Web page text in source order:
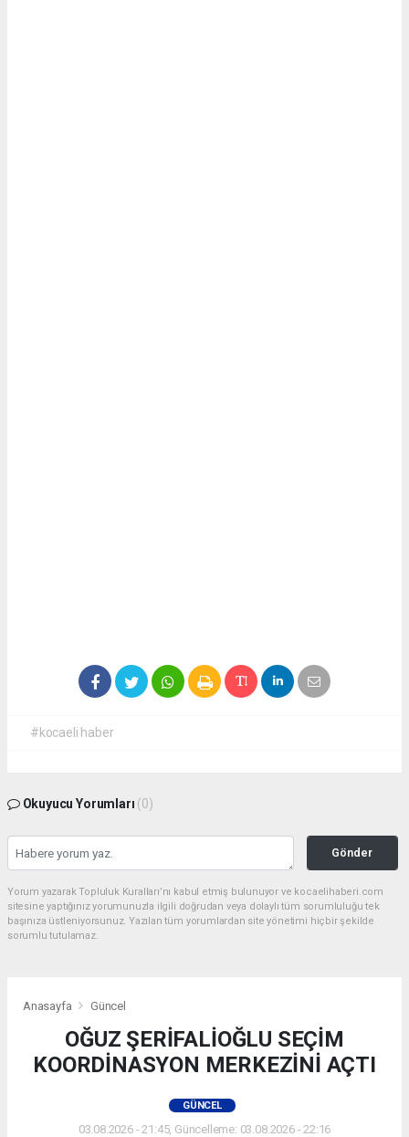
#kocaeli haber
Okuyucu Yorumları (0)
Gönder
Yorum yazarak Topluluk Kuralları’nı kabul etmiş bulunuyor ve kocaelihaberi.com
sitesine yaptığınız yorumunuzla ilgili doğrudan veya dolaylı tüm sorumluluğu tek
başınıza üstleniyorsunuz. Yazılan tüm yorumlardan site yönetimi hiçbir şekilde
sorumlu tutulamaz.
Anasayfa Güncel
OĞUZ ŞERİFALİOĞLU SEÇİM
KOORDİNASYON MERKEZİNİ AÇTI
GÜNCEL
03.08.2026 - 21:45, Güncelleme: 03.08.2026 - 22:16